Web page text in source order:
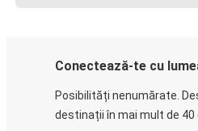
Conectează-te cu
Posibilități nenumărate.
destinații în mai mult de 40